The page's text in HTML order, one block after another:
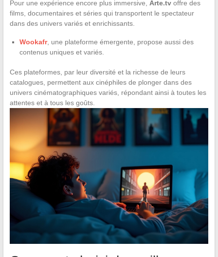
Pour une expérience encore plus immersive, Arte.tvoffre des
films, documentaires et séries qui transportent le spectateur
dans des univers variés et enrichissants.
Wookafr, une plateforme émergente, propose aussi des
contenus uniques et variés.
Ces plateformes, par leur diversité et la richesse de leurs
catalogues, permettent aux cinéphiles de plonger dans des
univers cinématographiques variés, répondant ainsi à toutes les
attentes et à tous les goûts.